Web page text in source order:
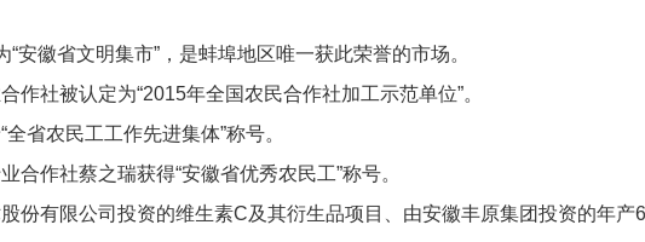
安徽省文明集市”，是蚌埠地区唯一获此荣誉的市场。
作社被认定为“2015年全国农民合作社加工示范单位”。
省农民工工作先进集体”称号。
合作社蔡之瑞获得“安徽省优秀农民工”称号。
份有限公司投资的维生素C及其衍生品项目、由安徽丰原集团投资的年